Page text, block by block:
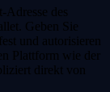
Adresse des
Geben Sie
und autorisieren
Plattform wie der
direkt von